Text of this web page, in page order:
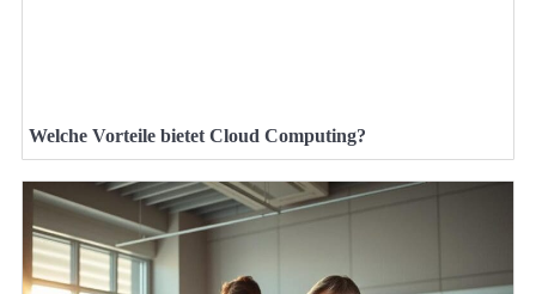
Welche Vorteile bietet Cloud Computing?